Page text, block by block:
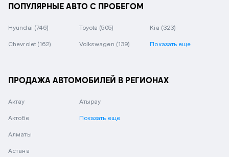
ПОПУЛЯРНЫЕ АВТО С ПРОБЕГОМ
Hyundai (746) Toyota (505) Kia (323)
Chevrolet (162) Volkswagen (139) Показать еще
ПРОДАЖА АВТОМОБИЛЕЙ В РЕГИОНАХ
Актау
Актобе
Алматы
Астана
Атырау
Показать еще